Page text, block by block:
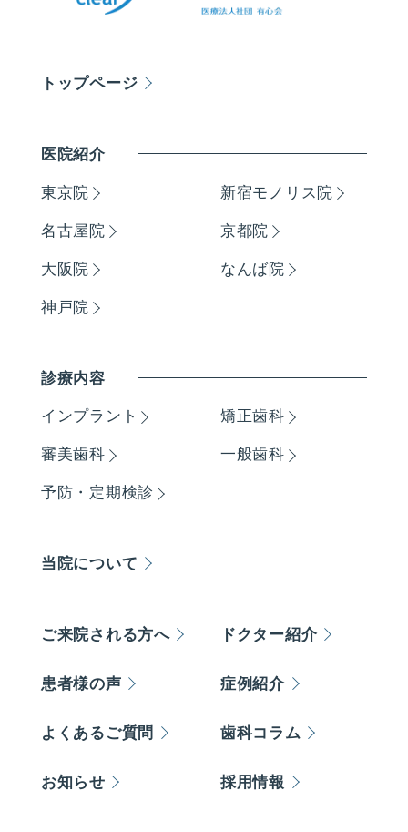
トップページ
医院紹介
東京院 新宿モノリス院
名古屋院 京都院
大阪院 なんば院
神戸院
診療内容
インプラント 矯正歯科
審美歯科 一般歯科
予防・定期検診
当院について
ご来院される方へ ドクター紹介
患者様の声 症例紹介
よくあるご質問 歯科コラム
お知らせ 採用情報